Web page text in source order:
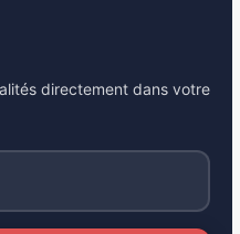
directement dans votre